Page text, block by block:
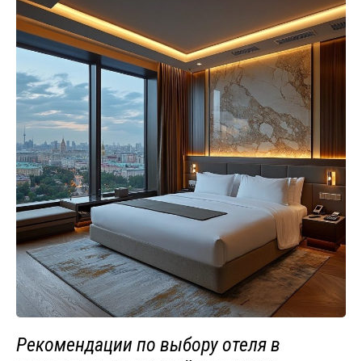
Рекомендации по выбору отеля в